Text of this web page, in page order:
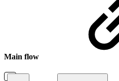
Main flow